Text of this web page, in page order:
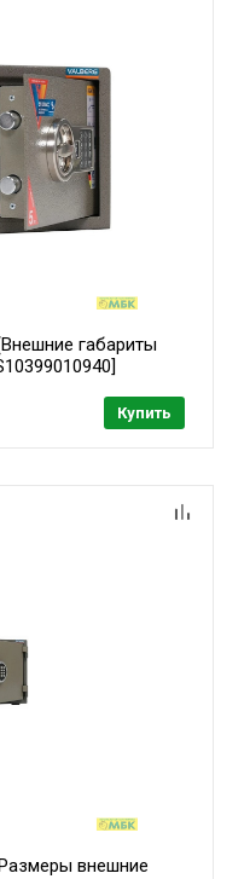
габариты
Купить
внешние